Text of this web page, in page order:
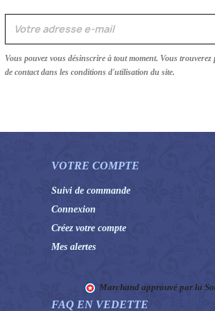
Vous pouvez vous désinscrire à tout moment. Vous
de contact dans les conditions d'utilisation du site.
VOTRE COMPTE
Suivi de commande
Connexion
Créez votre compte
Mes alertes
Marchand approuvé par la
FAQ EN VEDETTE